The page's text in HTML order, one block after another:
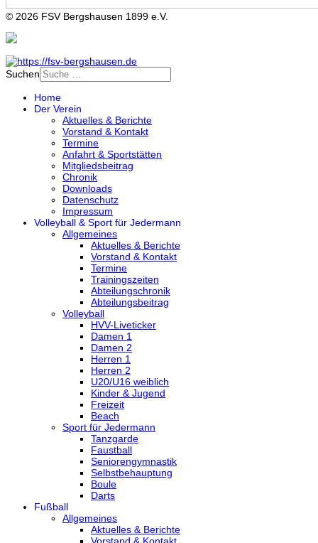
© 2026 FSV Bergshausen 1899 e.V.
Suchen
Home
Der Verein
Aktuelles & Berichte
Vorstand & Kontakt
Termine
Anfahrt & Sportstätten
Mitgliedsbeitrag
Chronik
Downloads
Datenschutz
Impressum
Volleyball & Sport für Jedermann
Allgemeines
Aktuelles & Berichte
Vorstand & Kontakt
Termine
Trainingszeiten
Abteilungschronik
Abteilungsbeitrag
Volleyball
HVV-Liveticker
Damen 1
Damen 2
Herren 1
Herren 2
U20/U16 weiblich
Kinder & Jugend
Freizeit
Beach
Sport für Jedermann
Tanzgarde
Faustball
Seniorengymnastik
Selbstbehauptung
Boule
Darts
Fußball
Allgemeines
Aktuelles & Berichte
Vorstand & Kontakt